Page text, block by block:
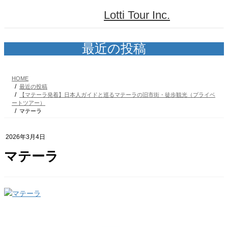
ツ
シ
Lotti Tour Inc.
最近の投稿
HOME
最近の投稿
【マテーラ発着】日本人ガイドと巡るマテーラの旧市街・徒歩観光（プライベ
ートツアー）
マテーラ
2026年3月4日
マテーラ